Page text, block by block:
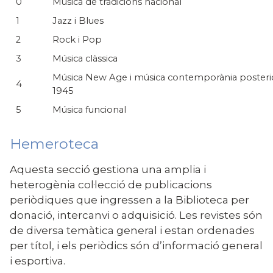
1
Jazz i Blues
2
Rock i Pop
3
Música clàssica
4
Música New Age i música contemporània
1945
5
Música funcional
Hemeroteca
Aquesta secció gestiona una amplia i
heterogènia col·lecció de publicacions
periòdiques que ingressen a la Biblioteca per
donació, intercanvi o adquisició. Les revistes són
de diversa temàtica general i estan ordenades
per títol, i els periòdics són d’informació general
i esportiva.